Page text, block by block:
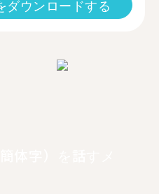
ダウンロードする